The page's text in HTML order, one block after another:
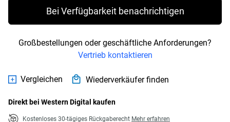
Bei Verfügbarkeit benachrichtigen
Großbestellungen oder geschäftliche Anforderungen?
Vertrieb kontaktieren
Vergleichen Wiederverkäufer finden
Direkt bei Western Digital kaufen
Kostenloses 30-tägiges Rückgaberecht Mehr erfahren